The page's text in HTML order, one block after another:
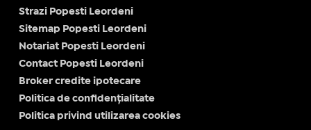
Strazi Popesti Leordeni
Sitemap Popesti Leordeni
Notariat Popesti Leordeni
Contact Popesti Leordeni
Broker credite ipotecare
Politica de confidențialitate
Politica privind utilizarea cookies